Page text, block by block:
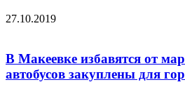
27.10.2019
В Макеевке избавятся от
автобусов закуплены для